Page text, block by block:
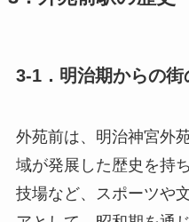
3-1．明治期からの街
外苑前は、明治神宮外
域が発展した歴史を持
技場など、スポーツや